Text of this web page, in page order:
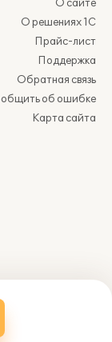
О сайте
О решениях 1С
Прайс-лист
Поддержка
Обратная связь
об ошибке
Карта сайта
ООО